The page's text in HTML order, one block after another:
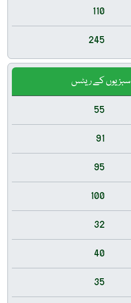
110
245
سبزیوں کے ریٹس
55
91
95
100
32
40
35